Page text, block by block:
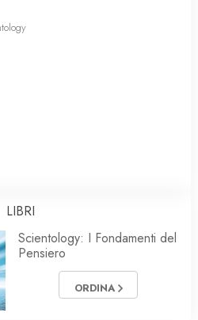
LIBRI
Scientology: I Fondamenti del
Pensiero
ORDINA